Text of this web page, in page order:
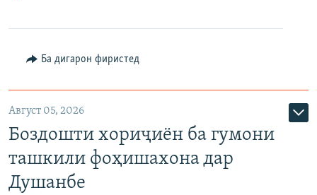
Ба дигарон фиристед
Август 05, 2026
Боздошти хориҷиён ба гумони
ташкили фоҳишахона дар
Душанбе